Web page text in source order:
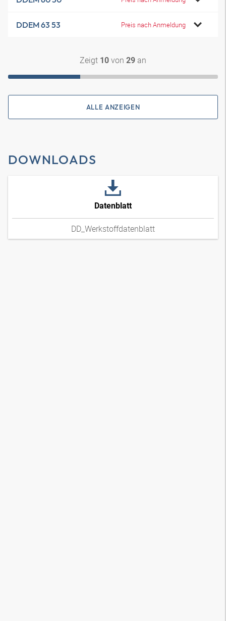
DDEM 63 53 Preis nach Anmeldung
Zeigt 10 von 29 an
ALLE ANZEIGEN
DOWNLOADS
Datenblatt
DD_Werkstoffdatenblatt